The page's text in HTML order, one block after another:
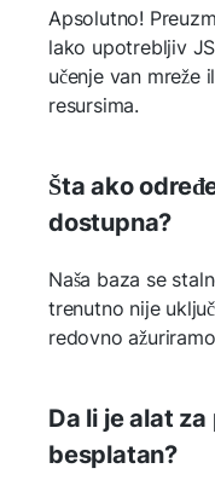
Apsolutno!
lako upotrebljiv
učenje van mreže
resursima.
Šta ako
dostupna?
Naša baza se
trenutno nije
redovno
Da li je alat
besplatan?